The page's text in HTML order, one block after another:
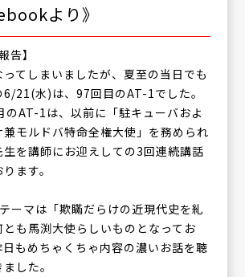
より》
告】
てしまいましたが、夏至の当日でも
6/21(水)は、97回目のAT-1でした。
のAT-1は、以前に「駐キューバおよ
モルドバ特命全権大使」を務められ
を講師にお迎えしての3回連続講話
ます。
ーマは「欺瞞だらけの近現代史を糺
も馬渕大使らしいものとなってお
日もめちゃくちゃ内容の濃いお話を聴
した。